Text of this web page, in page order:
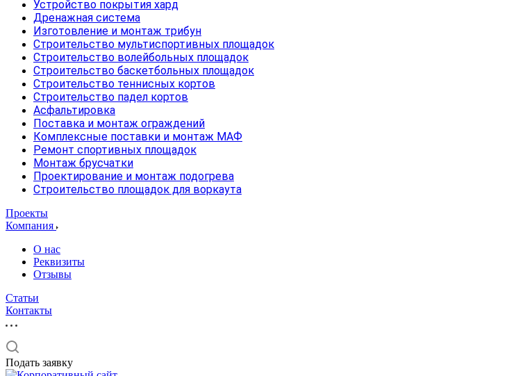
Устройство покрытия хард
Дренажная система
Изготовление и монтаж трибун
Строительство мультиспортивных площадок
Строительство волейбольных площадок
Строительство баскетбольных площадок
Строительство теннисных кортов
Строительство падел кортов
Асфальтировка
Поставка и монтаж ограждений
Комплексные поставки и монтаж МАФ
Ремонт спортивных площадок
Монтаж брусчатки
Проектирование и монтаж подогрева
Строительство площадок для воркаута
Проекты
Компания
О нас
Реквизиты
Отзывы
Статьи
Контакты
Подать заявку